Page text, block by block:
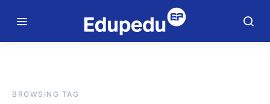
BROWSING TAG